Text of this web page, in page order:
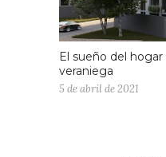
El sueño del
veraniega
5 de abril de 2021